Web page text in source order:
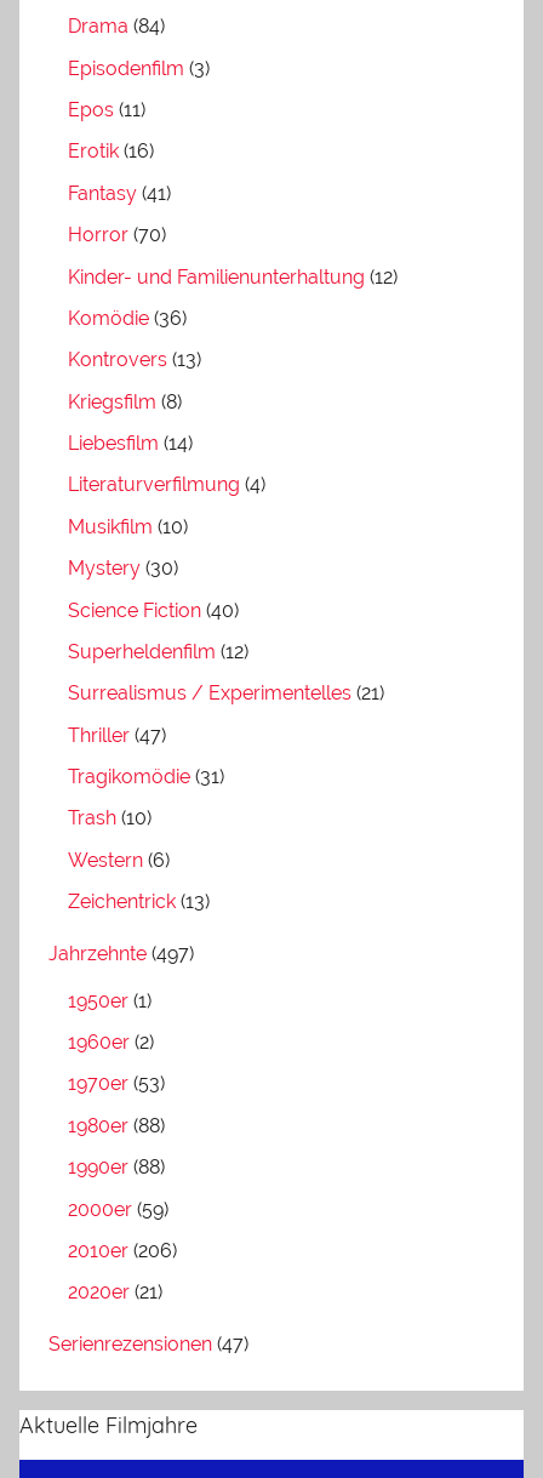
Drama (84)
Episodenfilm (3)
Epos (11)
Erotik (16)
Fantasy (41)
Horror (70)
Kinder- und Familienunterhaltung (12)
Komödie (36)
Kontrovers (13)
Kriegsfilm (8)
Liebesfilm (14)
Literaturverfilmung (4)
Musikfilm (10)
Mystery (30)
Science Fiction (40)
Superheldenfilm (12)
Surrealismus / Experimentelles (21)
Thriller (47)
Tragikomödie (31)
Trash (10)
Western (6)
Zeichentrick (13)
Jahrzehnte (497)
1950er (1)
1960er (2)
1970er (53)
1980er (88)
1990er (88)
2000er (59)
2010er (206)
2020er (21)
Serienrezensionen (47)
Aktuelle Filmjahre